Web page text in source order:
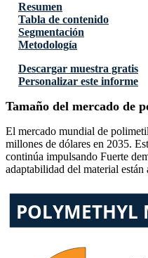
Resumen
Tabla de contenido
Segmentación
Metodología
Descargar muestra gratis
Personalizar este informe
Tamaño del mercado de
El mercado mundial de
millones de dólares en 2035.
continúa impulsando Fuerte
adaptabilidad del material